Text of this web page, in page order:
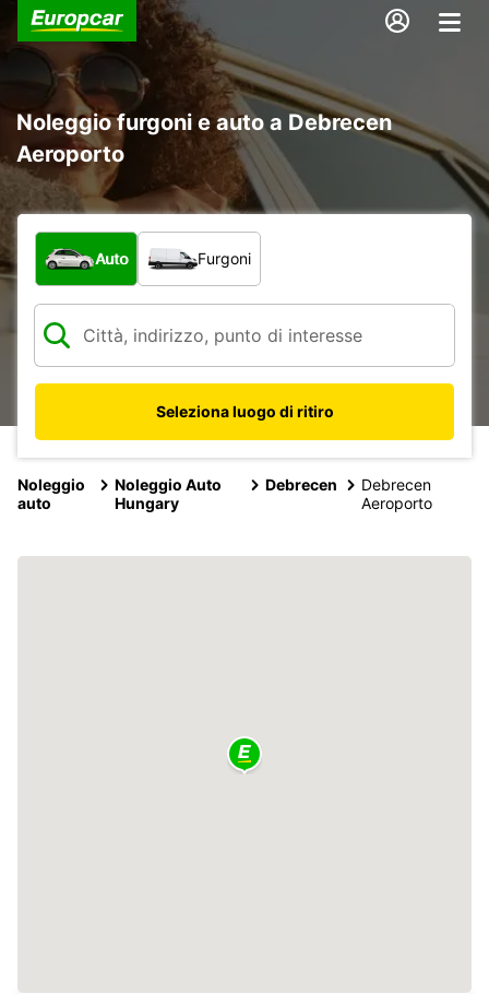
Noleggio furgoni e auto a Debrecen
Aeroporto
Scegli la tipologia di veicolo:
Auto Furgoni
Seleziona luogo di ritiro
Noleggio
auto
Noleggio Auto
Hungary
Debrecen
Debrecen
Aeroporto